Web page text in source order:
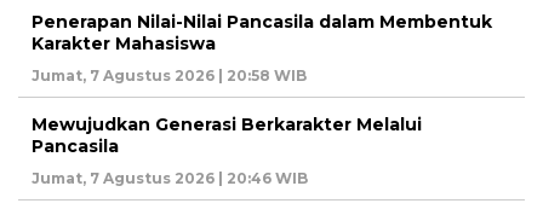
Penerapan Nilai-Nilai Pancasila dalam Membentuk
Karakter Mahasiswa
Jumat, 7 Agustus 2026 | 20:58 WIB
Mewujudkan Generasi Berkarakter Melalui
Pancasila
Jumat, 7 Agustus 2026 | 20:46 WIB